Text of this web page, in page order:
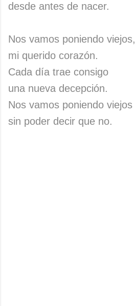
desde antes de nacer.
Nos vamos poniendo viejos,
mi querido corazón.
Cada día trae consigo
una nueva decepción.
Nos vamos poniendo viejos
sin poder decir que no.